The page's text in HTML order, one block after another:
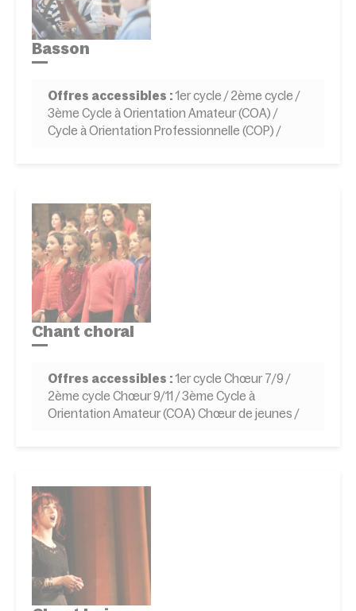
Basson
Offres accessibles : 1er cycle / 2ème cycle /
3ème Cycle à Orientation Amateur (COA) /
Cycle à Orientation Professionnelle (COP) /
Chant choral
Offres accessibles : 1er cycle Chœur 7/9 /
2ème cycle Chœur 9/11 / 3ème Cycle à
Orientation Amateur (COA) Chœur de jeunes /